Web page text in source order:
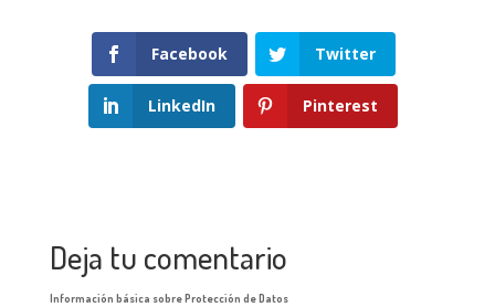
Facebook Twitter
LinkedIn Pinterest
Deja tu comentario
Información básica sobre Protección de Datos